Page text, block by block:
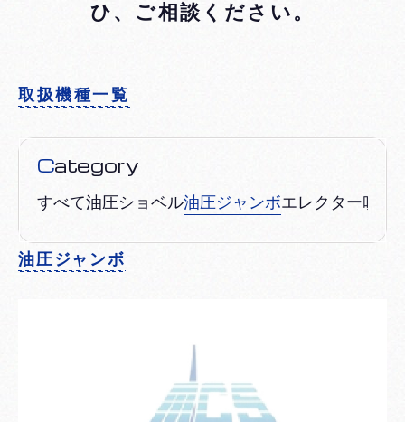
ひ、ご相談ください。
取扱機種一覧
Category
すべて油圧ショベル油圧ジャンボエレクター吹付
油圧ジャンボ